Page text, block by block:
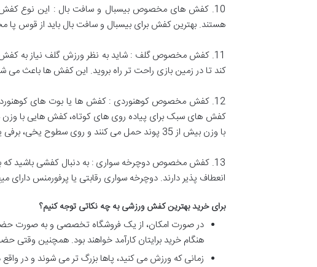
10. کفش های مخصوص بیسبال و سافت بال : این نوع کفش
هستند. بهترین کفش برای بیسبال و سافت بال باید از قوس پا
11. کفش مخصوص گلف : شاید به نظر ورزش گلف نیاز به
کند تا در زمین بازی راحت تر راه بروید. این کفش ها باعث می
12. کفش مخصوص کوهنوردی : کفش ها یا بوت های
کفش های سبک برای پیاده روی های کوتاه، کفش هایی با
با وزن بیش از 35 پوند حمل می کنند و روی سطوح یخی، برفی یا سنگی راه می روند.
13. کفش مخصوص دوچرخه سواری : به دنبال کفشی باشید
انعطاف پذیر دارند. دوچرخه سواری رقابتی یا پرفورمنس
برای خرید بهترین کفش ورزشی به چه نکاتی توجه کنیم؟
در صورت امکان، از یک فروشگاه تخصصی و به صورت
هنگام خرید برایتان کارآمد خواهند بود. همچنین
زمانی که ورزش می کنید، پاها بزرگ تر می شوند و در